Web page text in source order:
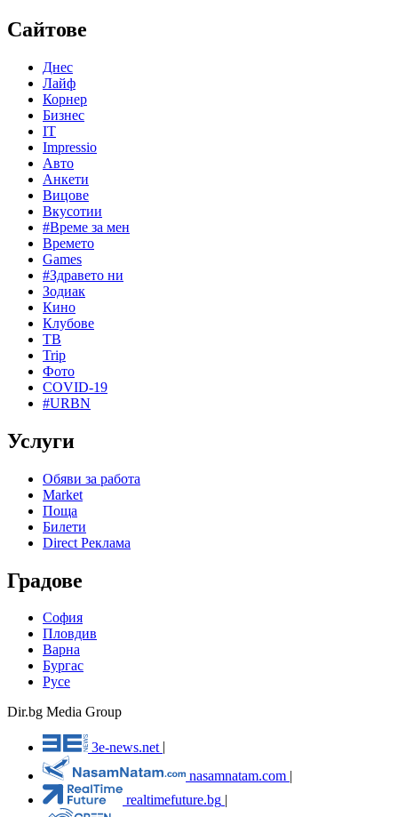
Сайтове
Днес
Лайф
Корнер
Бизнес
IT
Impressio
Авто
Анкети
Вицове
Вкусотии
#Време за мен
Времето
Games
#Здравето ни
Зодиак
Кино
Клубове
ТВ
Trip
Фото
COVID-19
#URBN
Услуги
Обяви за работа
Market
Поща
Билети
Direct Реклама
Градове
София
Пловдив
Варна
Бургас
Русе
Dir.bg Media Group
3e-news.net
nasamnatam.com |
realtimefuture.bg |